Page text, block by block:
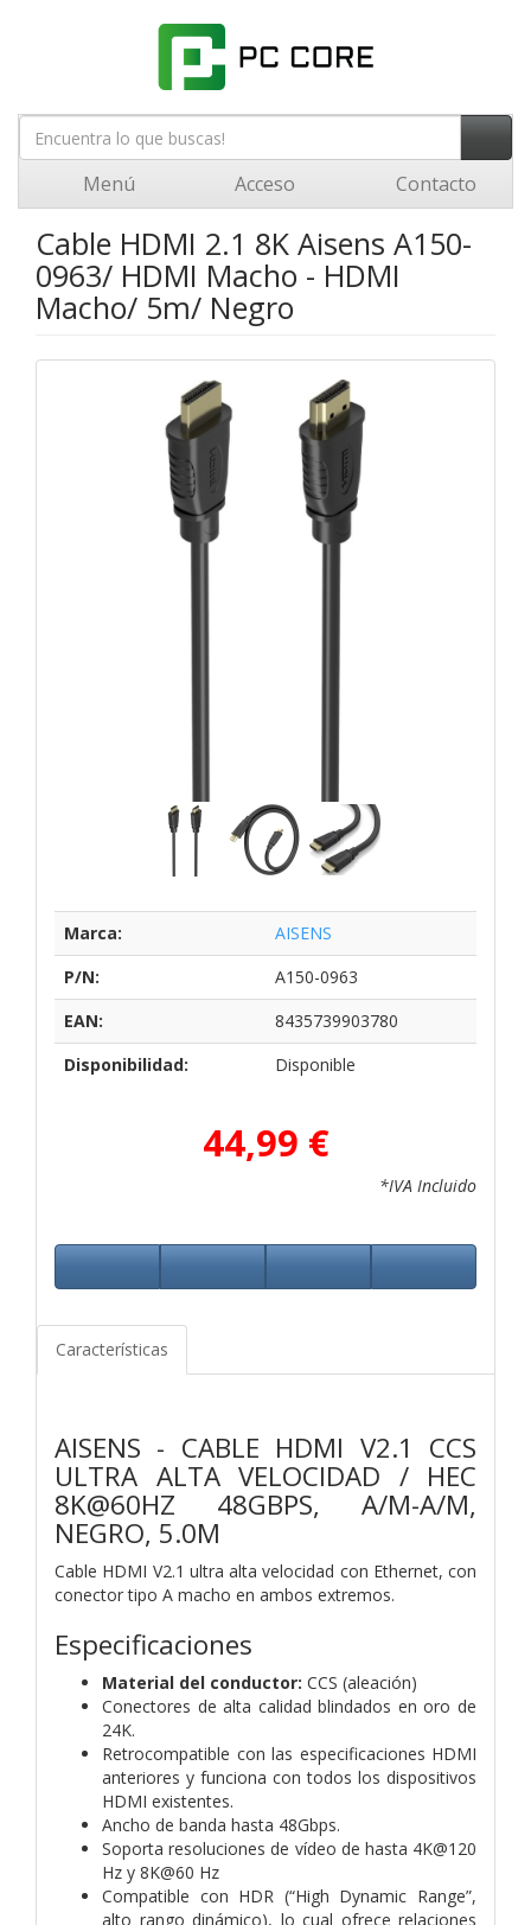
Menú Acceso Contacto
Cable HDMI 2.1 8K Aisens A150-
0963/ HDMI Macho - HDMI
Macho/ 5m/ Negro
Marca:
AISENS
P/N:
A150-0963
EAN:
8435739903780
Disponibilidad:
Disponible
44,99 €
*IVA Incluido
Características
AISENS - CABLE HDMI V2.1 CCS
ULTRA ALTA VELOCIDAD / HEC
8K@60HZ 48GBPS, A/M-A/M,
NEGRO, 5.0M
Cable HDMI V2.1 ultra alta velocidad con Ethernet, con
conector tipo A macho en ambos extremos.
Especificaciones
Material del conductor: CCS (aleación)
Conectores de alta calidad blindados en oro de
24K.
Retrocompatible con las especificaciones HDMI
anteriores y funciona con todos los dispositivos
HDMI existentes.
Ancho de banda hasta 48Gbps.
Soporta resoluciones de vídeo de hasta 4K@120
Hz y 8K@60 Hz
Compatible con HDR (“High Dynamic Range”,
alto rango dinámico), lo cual ofrece relaciones